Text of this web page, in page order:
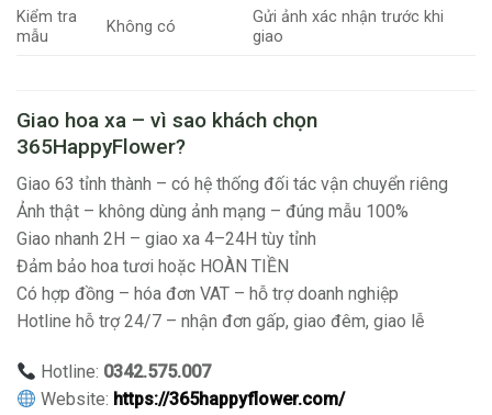
Kiểm tra
mẫu
Không có
Gửi ảnh xác nhận trước khi
giao
Giao hoa xa – vì sao khách chọn
365HappyFlower?
Giao 63 tỉnh thành – có hệ thống đối tác vận chuyển riêng
Ảnh thật – không dùng ảnh mạng – đúng mẫu 100%
Giao nhanh 2H – giao xa 4–24H tùy tỉnh
Đảm bảo hoa tươi hoặc HOÀN TIỀN
Có hợp đồng – hóa đơn VAT – hỗ trợ doanh nghiệp
Hotline hỗ trợ 24/7 – nhận đơn gấp, giao đêm, giao lễ
Hotline: 0342.575.007
Website: https://365happyflower.com/